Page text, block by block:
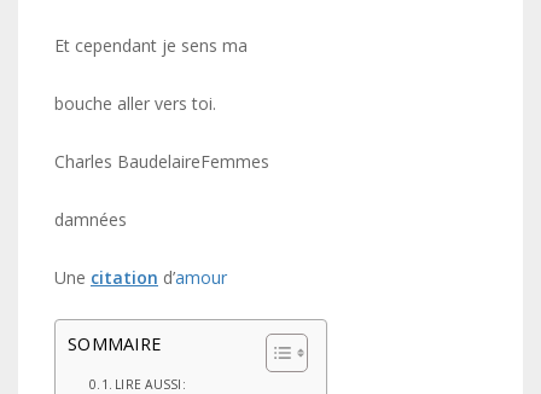
Et cependant je sens ma
bouche aller vers toi.
Charles BaudelaireFemmes
damnées
Une citation d’amour
SOMMAIRE
LIRE AUSSI: